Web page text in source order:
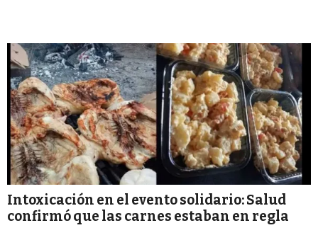
Intoxicación en el evento solidario: Salud
confirmó que las carnes estaban en regla